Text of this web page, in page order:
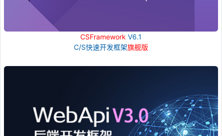
CSFramework V6.1
C/S快速开发框架旗舰版